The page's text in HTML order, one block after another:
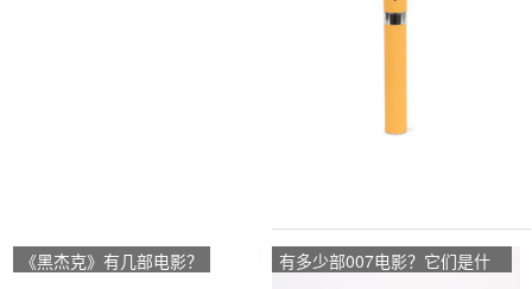
《黑杰克》有几部电影？
有多少部007电影？它们是什